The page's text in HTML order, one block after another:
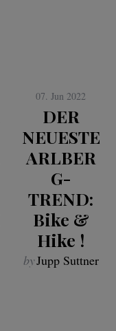
07. Jun 2022
DER
NEUESTE
ARLBER
G-
TREND:
Bike &
Hike !
byJupp Suttner